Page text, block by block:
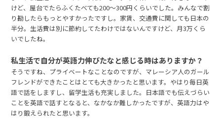
けど、屋台でたらふくたべても200〜300円くらいでした。みんなで割
り勘したらもっとやすかったですし。家賃、交通費に関しても日本の
半分。生活費は別に節約してたわけではないんですけど、月3万くら
いでしたね。
私生活で自分が英語力伸びたなと感じる時はありますか？
そうですね、プライベートなことなのですが、マレーシア人のガール
フレンドができたことはとても大きかったと思います。やはり毎日英
語で話をしますし、留学生活も充実しました。日本語でも伝えづらい
ことを英語で話すとなると、なかなか難しかったですが、英語力はや
はり鍛えられたと思います。